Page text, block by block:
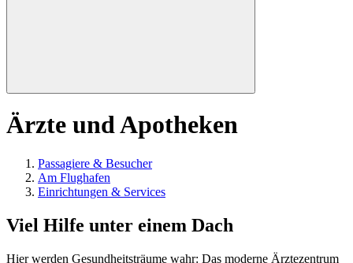
Ärzte und Apotheken
Passagiere & Besucher
Am Flughafen
Einrichtungen & Services
Viel Hilfe unter einem Dach
Hier werden Gesundheitsträume wahr: Das moderne Ärztezentrum